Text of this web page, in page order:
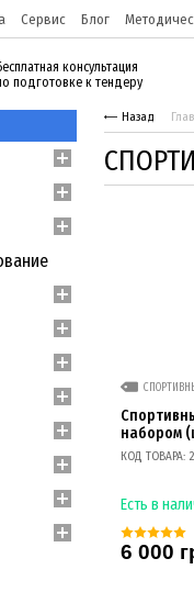
Сервис Блог
консультация
подготовке к тендеру
Назад
набором
КОД ТОВАРА:
Есть в
6 000